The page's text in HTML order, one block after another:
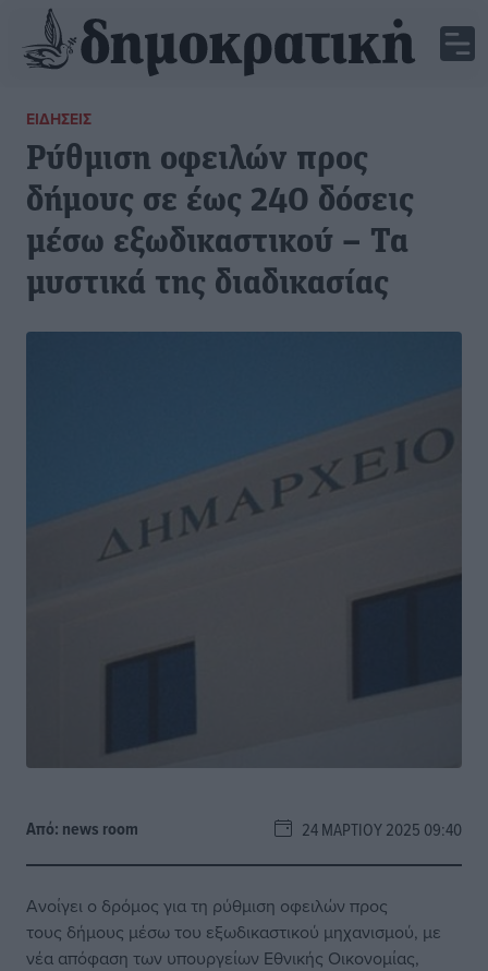
ΕΙΔΉΣΕΙΣ
Ρύθμιση οφειλών προς
δήμους σε έως 240 δόσεις
μέσω εξωδικαστικού – Τα
μυστικά της διαδικασίας
Από: news room 24 ΜΑΡΤΊΟΥ 2025 09:40
Ανοίγει ο δρόμος για τη ρύθμιση οφειλών προς
τους δήμους μέσω του εξωδικαστικού μηχανισμού, με
νέα απόφαση των υπουργείων Εθνικής Οικονομίας,